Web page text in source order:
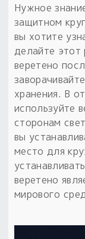
Нужное
защитном
вы хотите
делайте этот
веретено
хранения. В
используйте
сторонам
вы
место для
веретено
мирового